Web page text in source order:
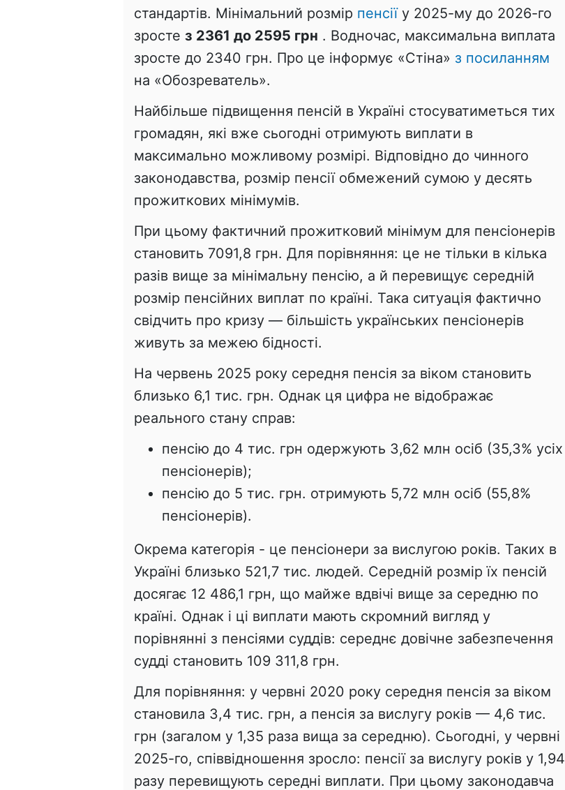
стандартів. Мінімальний розмір пенсіїу 2025-му до 2026-го
зросте з 2361 до 2595 грн . Водночас, максимальна виплата
зросте до 2340 грн. Про це інформує «Стіна» з посиланням
на «Обозреватель».
Найбільше підвищення пенсій в Україні стосуватиметься тих
громадян, які вже сьогодні отримують виплати в
максимально можливому розмірі. Відповідно до чинного
законодавства, розмір пенсії обмежений сумою у десять
прожиткових мінімумів.
При цьому фактичний прожитковий мінімум для пенсіонерів
становить 7091,8 грн. Для порівняння: це не тільки в кілька
разів вище за мінімальну пенсію, а й перевищує середній
розмір пенсійних виплат по країні. Така ситуація фактично
свідчить про кризу — більшість українських пенсіонерів
живуть за межею бідності.
На червень 2025 року середня пенсія за віком становить
близько 6,1 тис. грн. Однак ця цифра не відображає
реального стану справ:
пенсію до 4 тис. грн одержують 3,62 млн осіб (35,3% усіх
пенсіонерів);
пенсію до 5 тис. грн. отримують 5,72 млн осіб (55,8%
пенсіонерів).
Окрема категорія - це пенсіонери за вислугою років. Таких в
Україні близько 521,7 тис. людей. Середній розмір їх пенсій
досягає 12 486,1 грн, що майже вдвічі вище за середню по
країні. Однак і ці виплати мають скромний вигляд у
порівнянні з пенсіями суддів: середнє довічне забезпечення
судді становить 109 311,8 грн.
Для порівняння: у червні 2020 року середня пенсія за віком
становила 3,4 тис. грн, а пенсія за вислугу років — 4,6 тис.
грн (загалом у 1,35 раза вища за середню). Сьогодні, у червні
2025-го, співвідношення зросло: пенсії за вислугу років у 1,94
разу перевищують середні виплати. При цьому законодавча